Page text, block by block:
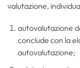
valutazione,
autovalutazione
conclude con la
autovalutazione;